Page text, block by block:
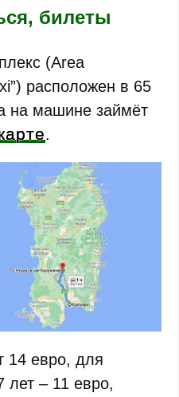
билеты
(Area
расположен в 65
на машине займёт
.
14 евро, для
лет – 11 евро,